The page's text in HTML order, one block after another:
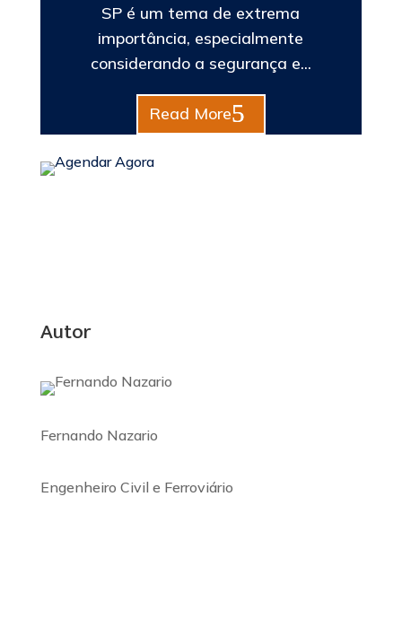
SP é um tema de extrema
importância, especialmente
considerando a segurança e...
Read More
Autor
Fernando Nazario
Engenheiro Civil e Ferroviário